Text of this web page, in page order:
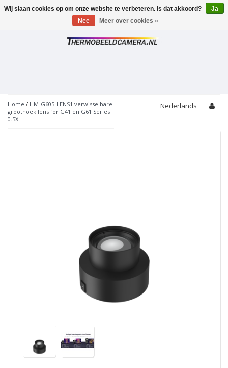
Toggle
Home / HM-G605-LENS1 verwisselbare
groothoek lens for G41 en G61 Series
0.5X
Nederlands
Wij slaan cookies op om onze website te verbeteren. Is dat akkoord?
Ja
Nee
Meer over cookies »